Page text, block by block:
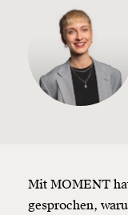
Mit MOMENT
gesprochen,